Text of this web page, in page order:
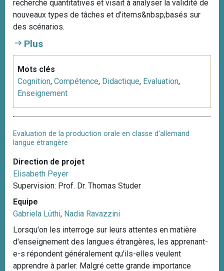
recherche quantitatives et visait à analyser la validité de
nouveaux types de tâches et d’items&nbsp;basés sur
des scénarios.
Plus
Mots clés
Cognition, Compétence, Didactique, Evaluation,
Enseignement
Evaluation de la production orale en classe d'allemand
langue étrangère
Direction de projet
Elisabeth Peyer
Supervision: Prof. Dr. Thomas Studer
Equipe
Gabriela Lüthi, Nadia Ravazzini
Lorsqu'on les interroge sur leurs attentes en matière
d'enseignement des langues étrangères, les apprenant-
e-s répondent généralement qu'ils-elles veulent
apprendre à parler. Malgré cette grande importance